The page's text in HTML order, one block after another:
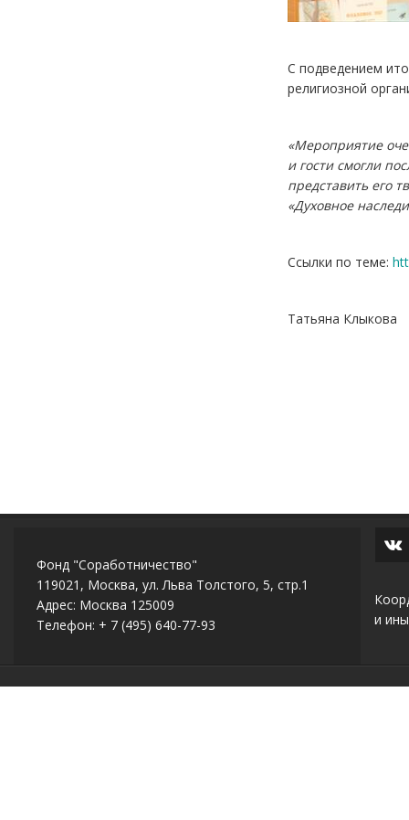
С подведением
религиозной
«Мероприятие
и гости смогли
представить его
«Духовное
Ссылки по теме:
Татьяна Клыкова
Фонд "Соработничество"
119021, Москва, ул. Льва Толстого, 5, стр.1
Адрес: Москва 125009
Телефон: + 7 (495) 640-77-93
и